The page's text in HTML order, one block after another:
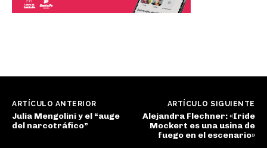
ARTÍCULO ANTERIOR
Julia Mengolini y el “auge
del narcotráfico”
ARTÍCULO SIGUIENTE
Alejandra Flechner: «Iride
Mockert es una usina de
fuego en el escenario»